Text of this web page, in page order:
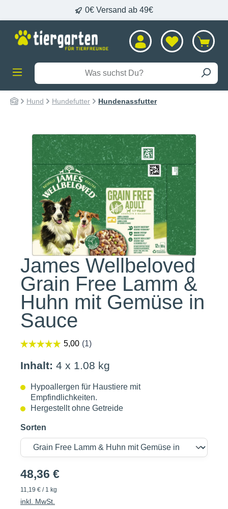
0€ Versand ab 49€
Hund Hundefutter Hundenassfutter
Bildergalerie überspringen
James Wellbeloved
Grain Free Lamm &
Huhn mit Gemüse in
Sauce
Inhalt: 4 x 1.08 kg
Hypoallergen für Haustiere mit
Empfindlichkeiten.
Hergestellt ohne Getreide
Sorten
48,36 €
11,19 € / 1 kg
inkl. MwSt.